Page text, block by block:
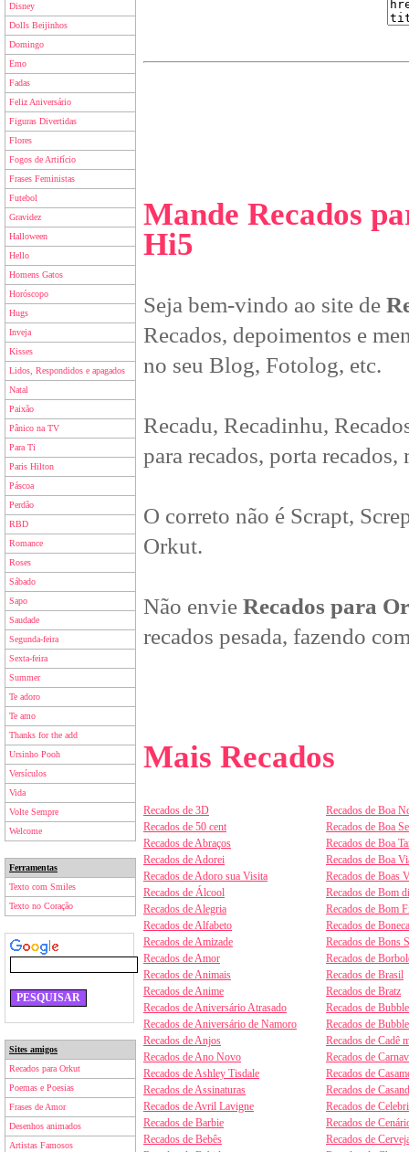
Disney
Dolls Beijinhos
Domingo
Emo
Fadas
Feliz Aniversário
Figuras Divertidas
Flores
Fogos de Artifício
Frases Feministas
Futebol
Gravidez
Halloween
Hello
Homens Gatos
Horóscopo
Hugs
Inveja
Kisses
Lidos, Respondidos e apagados
Natal
Paixão
Pânico na TV
Para Ti
Paris Hilton
Páscoa
Perdão
RBD
Romance
Roses
Sábado
Sapo
Saudade
Segunda-feira
Sexta-feira
Summer
Te adoro
Te amo
Thanks for the add
Ursinho Pooh
Versículos
Vida
Volte Sempre
Welcome
Ferramentas
Texto com Smiles
Texto no Coração
Sites amigos
Recados para Orkut
Poemas e Poesias
Frases de Amor
Desenhos animados
Artistas Famosos
Mande Recados
Hi5
Seja bem-vindo ao site de
Recados, depoimentos e
no seu Blog, Fotolog, etc.
Recadu, Recadinhu,
para recados, porta
O correto não é Scrapt,
Orkut.
Não envie Recados para
recados pesada, fazendo
Mais Recados
Recados de 3D
Recados de 50 cent
Recados de Abraços
Recados de Adorei
Recados de Adoro sua Visita
Recados de Álcool
Recados de Alegria
Recados de Alfabeto
Recados de Amizade
Recados de Amor
Recados de Animais
Recados de Anime
Recados de Aniversário Atrasado
Recados de Aniversário de Namoro
Recados de Anjos
Recados de Ano Novo
Recados de Ashley Tisdale
Recados de Assinaturas
Recados de Avril Lavigne
Recados de Barbie
Recados de Bebês
Recados de Boa
Recados de Boa
Recados de Boa
Recados de Boa
Recados de Boas
Recados de Bom
Recados de Bom
Recados de
Recados de Bons
Recados de
Recados de Brasil
Recados de Bratz
Recados de
Recados de
Recados de Cadê
Recados de
Recados de
Recados de
Recados de
Recados de
Recados de